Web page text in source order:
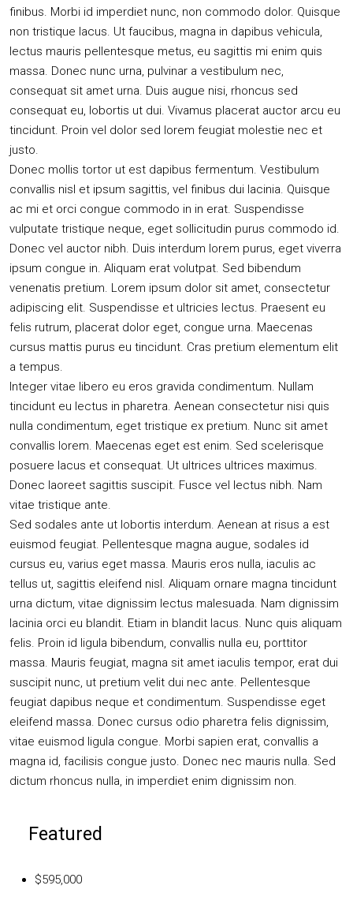
finibus. Morbi id imperdiet nunc, non commodo dolor. Quisque
non tristique lacus. Ut faucibus, magna in dapibus vehicula,
lectus mauris pellentesque metus, eu sagittis mi enim quis
massa. Donec nunc urna, pulvinar a vestibulum nec,
consequat sit amet urna. Duis augue nisi, rhoncus sed
consequat eu, lobortis ut dui. Vivamus placerat auctor arcu eu
tincidunt. Proin vel dolor sed lorem feugiat molestie nec et
justo.
Donec mollis tortor ut est dapibus fermentum. Vestibulum
convallis nisl et ipsum sagittis, vel finibus dui lacinia. Quisque
ac mi et orci congue commodo in in erat. Suspendisse
vulputate tristique neque, eget sollicitudin purus commodo id.
Donec vel auctor nibh. Duis interdum lorem purus, eget viverra
ipsum congue in. Aliquam erat volutpat. Sed bibendum
venenatis pretium. Lorem ipsum dolor sit amet, consectetur
adipiscing elit. Suspendisse et ultricies lectus. Praesent eu
felis rutrum, placerat dolor eget, congue urna. Maecenas
cursus mattis purus eu tincidunt. Cras pretium elementum elit
a tempus.
Integer vitae libero eu eros gravida condimentum. Nullam
tincidunt eu lectus in pharetra. Aenean consectetur nisi quis
nulla condimentum, eget tristique ex pretium. Nunc sit amet
convallis lorem. Maecenas eget est enim. Sed scelerisque
posuere lacus et consequat. Ut ultrices ultrices maximus.
Donec laoreet sagittis suscipit. Fusce vel lectus nibh. Nam
vitae tristique ante.
Sed sodales ante ut lobortis interdum. Aenean at risus a est
euismod feugiat. Pellentesque magna augue, sodales id
cursus eu, varius eget massa. Mauris eros nulla, iaculis ac
tellus ut, sagittis eleifend nisl. Aliquam ornare magna tincidunt
urna dictum, vitae dignissim lectus malesuada. Nam dignissim
lacinia orci eu blandit. Etiam in blandit lacus. Nunc quis aliquam
felis. Proin id ligula bibendum, convallis nulla eu, porttitor
massa. Mauris feugiat, magna sit amet iaculis tempor, erat dui
suscipit nunc, ut pretium velit dui nec ante. Pellentesque
feugiat dapibus neque et condimentum. Suspendisse eget
eleifend massa. Donec cursus odio pharetra felis dignissim,
vitae euismod ligula congue. Morbi sapien erat, convallis a
magna id, facilisis congue justo. Donec nec mauris nulla. Sed
dictum rhoncus nulla, in imperdiet enim dignissim non.
Featured
$595,000